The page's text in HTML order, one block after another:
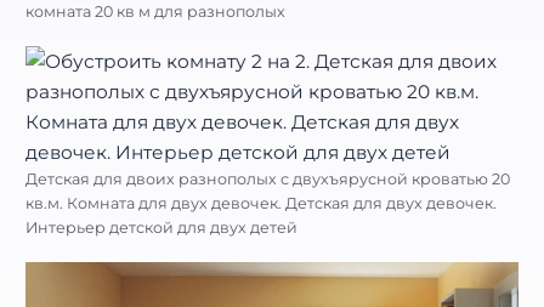
комната 20 кв м для разнополых
Детская для двоих разнополых с двухъярусной кроватью 20
кв.м. Комната для двух девочек. Детская для двух девочек.
Интерьер детской для двух детей